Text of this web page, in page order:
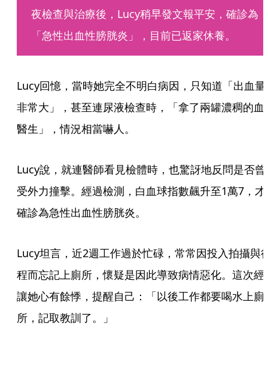
夜檢查與治療後，Lucy稍早發文報平安，確診為
「急性出血性膀胱炎」，目前已返家休養。
Lucy回憶，當時她完全不明白病因，只知道「出血量
非常大」，甚至連尿液檢查時，「拿了兩罐濃稠的血
醫生」，情況相當嚇人。
Lucy說，就連醫師看見檢體時，也驚訝地反問是否曾
受外力撞擊。經過檢測，白血球指數飆升至1萬7，才
確診為急性出血性膀胱炎。
Lucy坦言，近2週工作過於忙碌，常常因投入拍攝與
程而忘記上廁所，懷疑是因此導致病情惡化。這次經
讓她心有餘悸，提醒自己：「以後工作都要喝水上廁
所，記取教訓了。」